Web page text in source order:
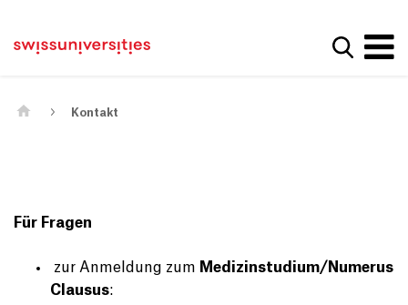
Main Navigation
Inhalt
Metanavigation
Suche
Kontakt
Für Fragen
zur Anmeldung zum Medizinstudium/Numerus
Clausus: